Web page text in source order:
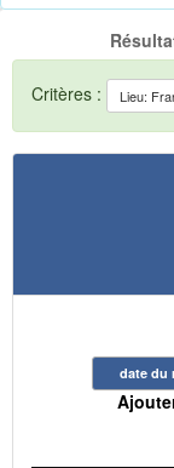
Critères : Lieu:
date du